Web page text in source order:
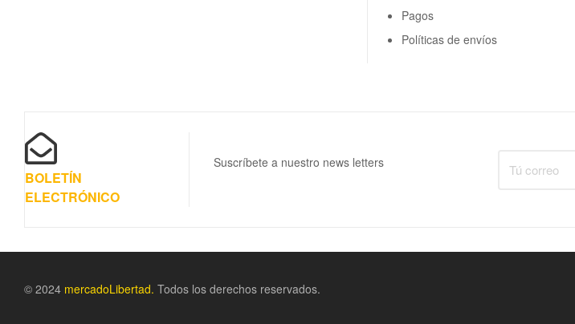
Pagos
Políticas de envíos
BOLETÍN
ELECTRÓNICO
Suscríbete a nuestro news letters
© 2024 mercadoLibertad. Todos los derechos reservados.